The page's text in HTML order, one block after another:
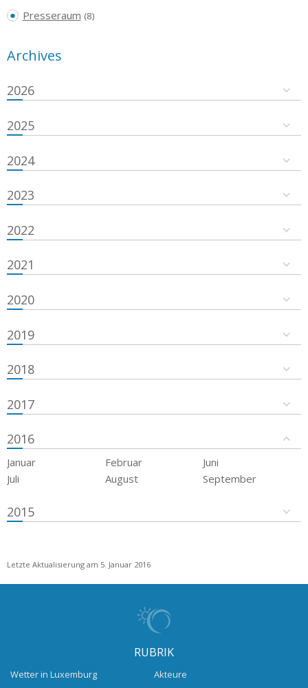
Presseraum (8)
Archives
2026
2025
2024
2023
2022
2021
2020
2019
2018
2017
2016
Januar Februar
Juni
Juli
August September
2015
Letzte Aktualisierung am 5. Januar 2016
RUBRIK
Wetter in Luxemburg
Akteure